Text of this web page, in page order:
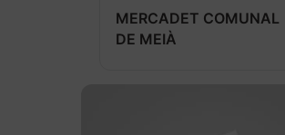
MERCADET COMUNAL
DE MEIÀ